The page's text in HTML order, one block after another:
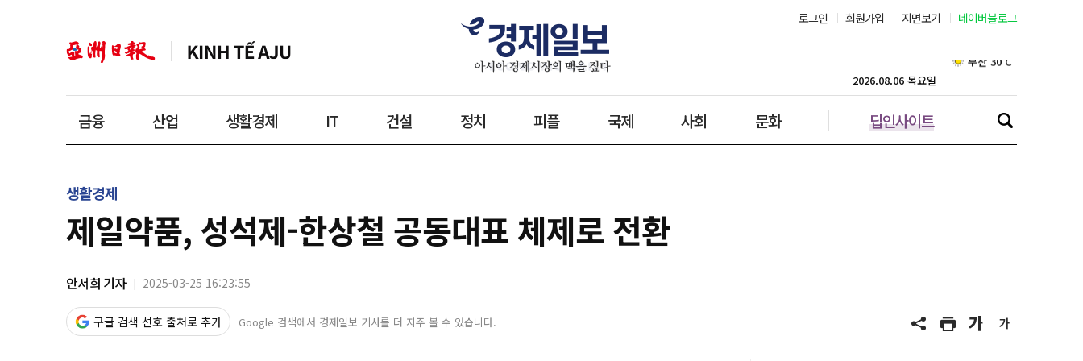
로그인 회원가입 지면보기 네이버블로그
금융 산업 생활경제 IT 건설 정치 피플 국제 사회 문화 딥인사이트
2026.08.06 목요일
인천 30˚C
제주 31˚C
생활경제
제일약품, 성석제-한상철 공동대표 체제로 전환
안서희 기자 2025-03-25 16:23:55
구글 검색 선호 출처로 추가 Google 검색에서 경제일보 기사를 더 자주 볼 수 있습니다.